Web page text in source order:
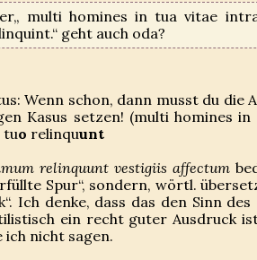
multi homines in tua vitae
geht auch oda?
Wenn schon, dann musst du die
Kasus setzen! (multi homines in
tuo relinquunt
relinquunt vestigiis affectum
Spur“, sondern, wörtl.
Ich denke, dass das den Sinn
ein recht guter Ausdruck
ich nicht sagen.